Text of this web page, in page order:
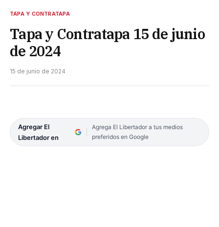
TAPA Y CONTRATAPA
Tapa y Contratapa 15 de junio
de 2024
15 de junio de 2024
Agregar El
Libertador en
Agrega El Libertador a tus medios
preferidos en Google